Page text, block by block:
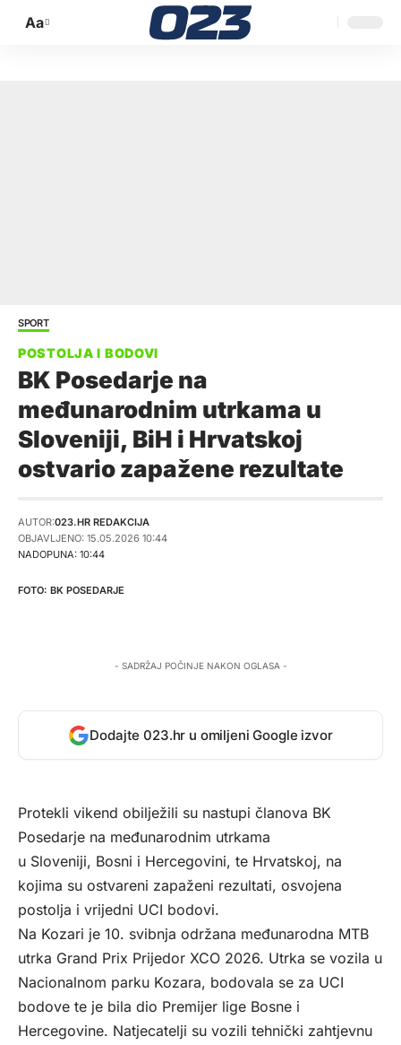
Promijeni
Aa
SPORT
BK Posedarje na
međunarodnim utrkama u
Sloveniji, BiH i Hrvatskoj
ostvario zapažene rezultate
NADOPUNA: 10:44
AUTOR:023.HR REDAKCIJA
OBJAVLJENO: 15.05.2026 10:44
BK POSEDARJE
- SADRŽAJ POČINJE NAKON OGLASA -
Dodajte 023.hr u omiljeni Google izvor
Protekli vikend obilježili su nastupi članova BK
Posedarje na međunarodnim utrkama
u Sloveniji, Bosni i Hercegovini, te Hrvatskoj, na
kojima su ostvareni zapaženi rezultati, osvojena
postolja i vrijedni UCI bodovi.
Na Kozari je 10. svibnja održana međunarodna MTB
utrka Grand Prix Prijedor XCO 2026. Utrka se vozila u
Nacionalnom parku Kozara, bodovala se za UCI
bodove te je bila dio Premijer lige Bosne i
Hercegovine. Natjecatelji su vozili tehnički zahtjevnu